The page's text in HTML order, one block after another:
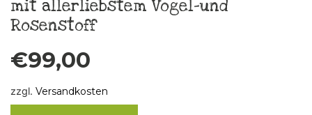
mit allerliebstem Vogel-und
Rosenstoff
€99,00
zzgl. Versandkosten